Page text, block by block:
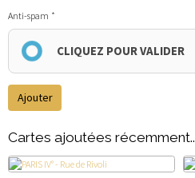
Anti-spam
CLIQUEZ POUR VALIDER
Ajouter
Cartes ajoutées récemment..